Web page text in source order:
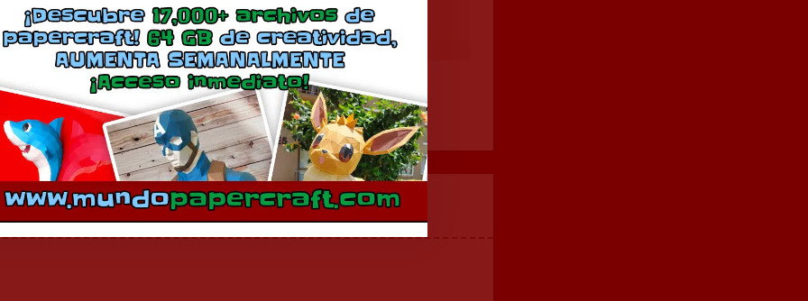
Saint Seiya
marzo 21, 2019
En «Anime»
Atena
junio 29, 2020
En «Anime»